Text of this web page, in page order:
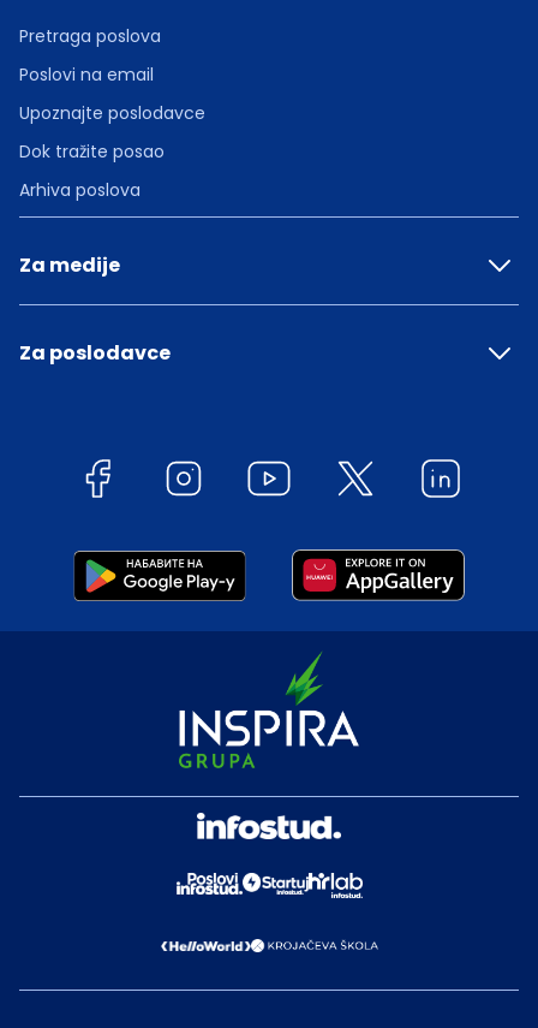
Pretraga poslova
Poslovi na email
Upoznajte poslodavce
Dok tražite posao
Arhiva poslova
Za medije
Za poslodavce